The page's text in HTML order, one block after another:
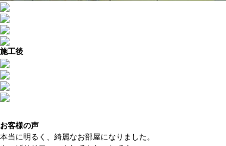
施工後
お客様の声
本当に明るく、綺麗なお部屋になりました。